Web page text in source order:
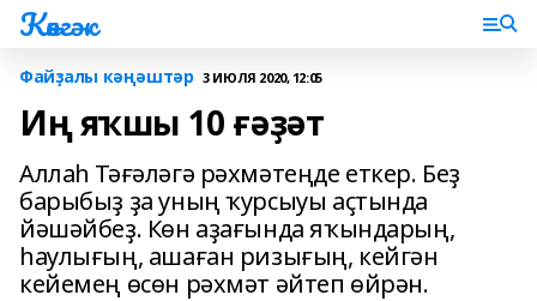
Көнгәк
Файҙалы кәңәштәр 3 ИЮЛЯ 2020, 12:05
Иң яҡшы 10 ғәҙәт
Аллаһ Тәғәләгә рәхмәтеңде еткер. Беҙ
барыбыҙ ҙа уның ҡурсыуы аҫтында
йәшәйбеҙ. Көн аҙағында яҡындарың,
һаулығың, ашаған ризығың, кейгән
кейемең өсөн рәхмәт әйтеп өйрән.